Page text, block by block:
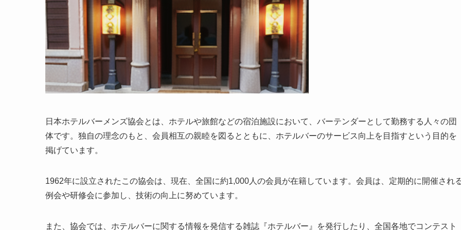
日本ホテルバーメンズ協会とは 、ホテルや旅館などの宿泊施設において、バーテンダーとして勤務する人々の団
体です。独自の理念のもと、会員相互の親睦を図るとともに、ホテルバーのサービス向上を目指すという目的を
掲げています。
1962年に設立されたこの協会は、現在、全国に約1,000人の会員が在籍しています。会員は、定期的に開催され
例会や研修会に参加し、技術の向上に努めています。
また、協会では、ホテルバーに関する情報を発信する雑誌『ホテルバー』を発行したり、全国各地でコンテスト